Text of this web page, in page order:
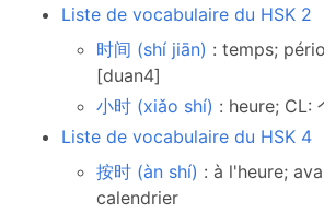
Liste de vocabulaire du HSK 2
时间 (shí jiān) : temps;
[duan4]
小时 (xiǎo shí) : heure; CL:
Liste de vocabulaire du HSK 4
按时 (àn shí) : à l'heure;
calendrier